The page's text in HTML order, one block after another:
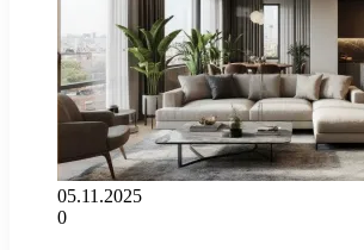
05.11.2025
0